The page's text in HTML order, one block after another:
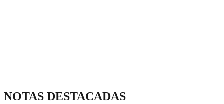
NOTAS DESTACADAS